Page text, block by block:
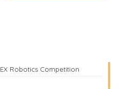
Robotics Competition